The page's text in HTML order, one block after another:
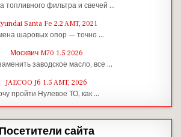
топливного фильтра и свечей …
Santa Fe 2.2 AMT, 2021
шаровых опор — точно …
Москвич M70 1.5 2026
заводское масло, все …
JAECOO J6 1.5 AMT, 2026
пройти Нулевое ТО, как …
Посетители сайта